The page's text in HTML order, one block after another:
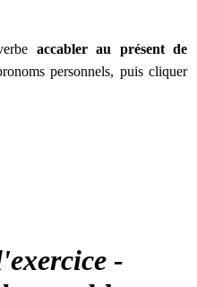
accabler au présent de
personnels, puis cliquer
-